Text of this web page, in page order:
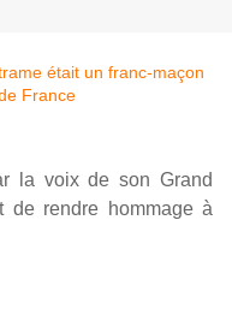
la voix de son Grand
de rendre hommage à